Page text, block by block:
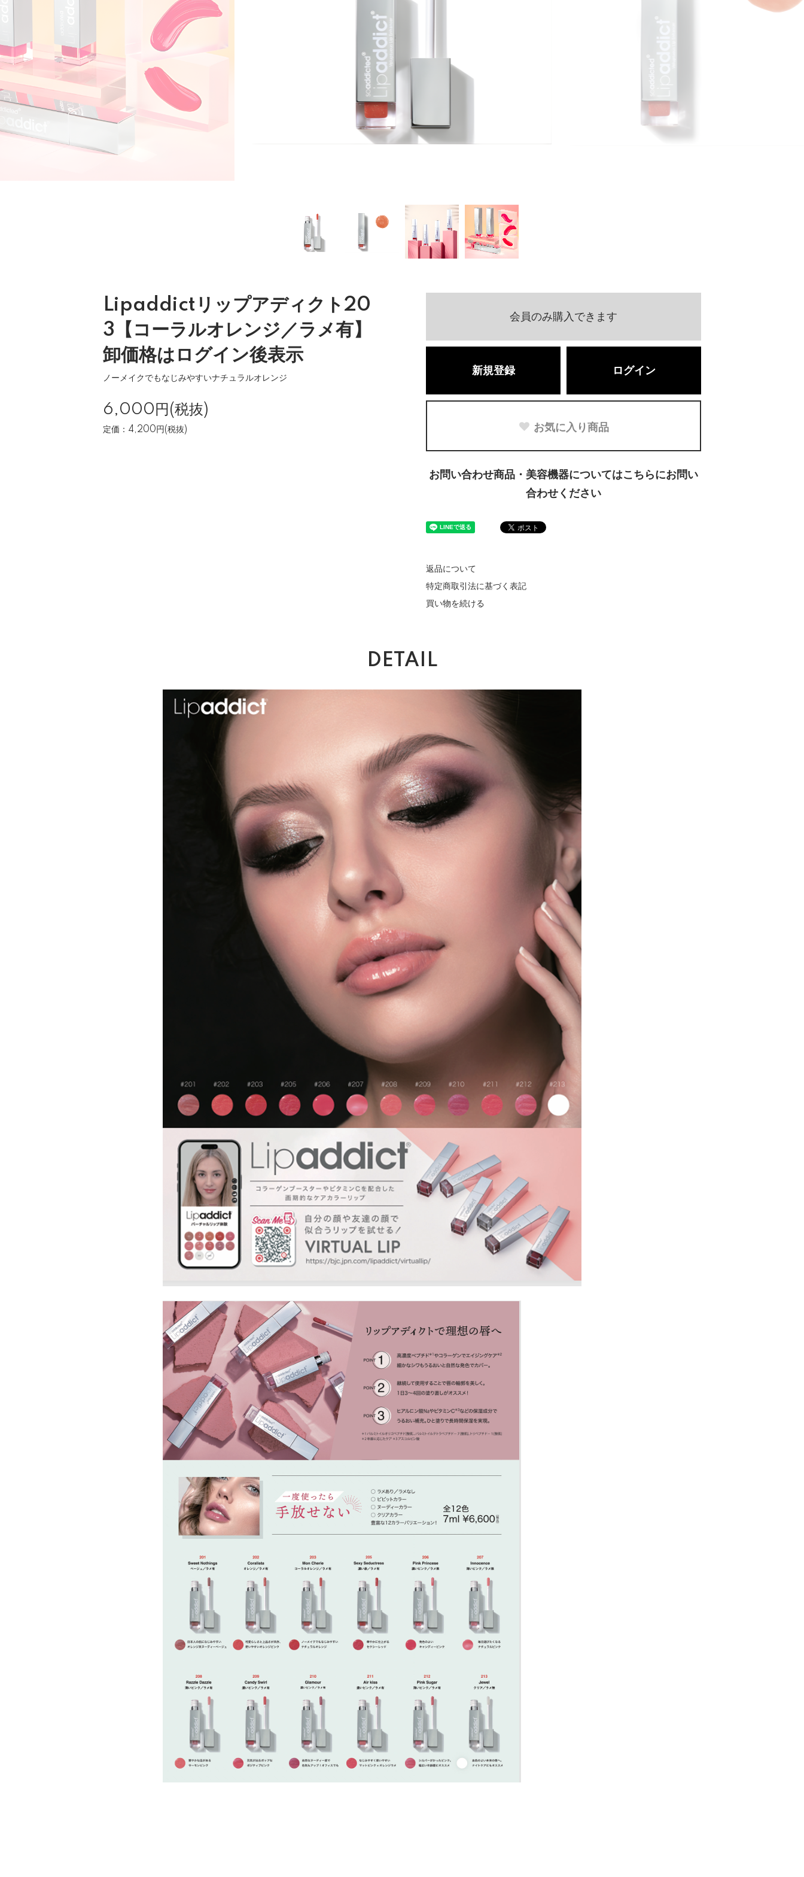
Lipaddictリップアディクト20
3【コーラルオレンジ／ラメ有】
卸価格はログイン後表示
ノーメイクでもなじみやすいナチュラルオレンジ
6,000円(税抜)
定価：4,200円(税抜)
会員のみ購入できます
新規登録 ログイン
お気に入り商品
お問い合わせ商品・美容機器についてはこちらにお問い
合わせください
返品について
特定商取引法に基づく表記
買い物を続ける
DETAIL